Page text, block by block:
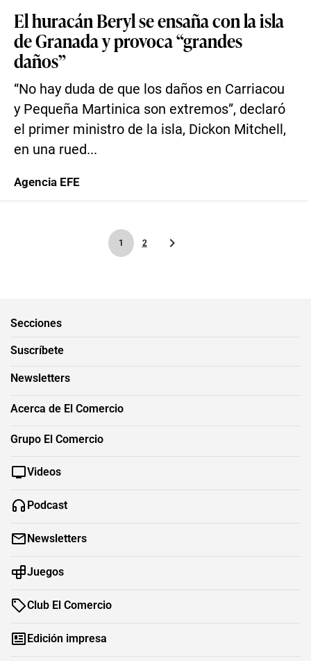
El huracán Beryl se ensaña con la isla
de Granada y provoca “grandes
daños”
“No hay duda de que los daños en Carriacou
y Pequeña Martinica son extremos”, declaró
el primer ministro de la isla, Dickon Mitchell,
en una rued...
Agencia EFE
1 2
Secciones
Suscríbete
Newsletters
Acerca de El Comercio
Grupo El Comercio
Videos
Podcast
Newsletters
Juegos
Club El Comercio
Edición impresa